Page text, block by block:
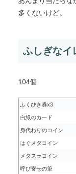
多くないけど。
ふしぎなイ
104個
ふくびき券x3
白紙のカード
身代わりのコイン
はぐメタコイン
メタスラコイン
呼び寄せの筆